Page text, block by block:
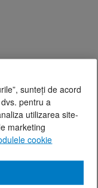
sunteți de acord
pentru a
utilizarea site-
marketing
cookie